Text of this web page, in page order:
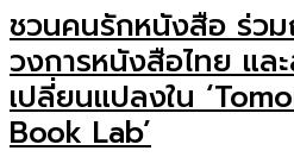
ชวนคนรักหนังสือ ร่ว
วงการหนังสือไทย แล
เปลี่ยนแปลงใน
Book Lab’